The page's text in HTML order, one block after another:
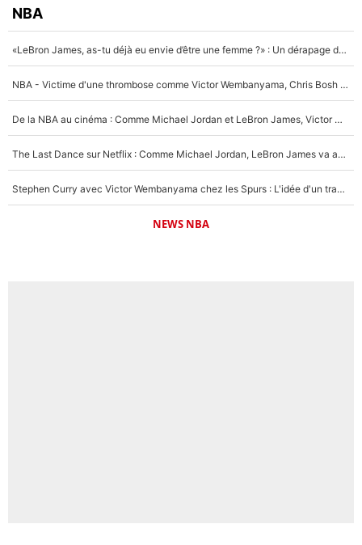
NBA
«LeBron James, as-tu déjà eu envie d’être une femme ?» : Un dérapage de Donald Trump sur la superstar de la NBA refait surface
NBA - Victime d'une thrombose comme Victor Wembanyama, Chris Bosh prévient le Français des risques sur sa santé : «J’ai failli mourir sur le coup et j’ai été ramené à la vie»
De la NBA au cinéma : Comme Michael Jordan et LeBron James, Victor Wembanyama rêve d'une carrière d'acteur !
The Last Dance sur Netflix : Comme Michael Jordan, LeBron James va avoir le droit à sa série !
Stephen Curry avec Victor Wembanyama chez les Spurs : L'idée d'un trade historique est lancée en NBA !
NEWS NBA